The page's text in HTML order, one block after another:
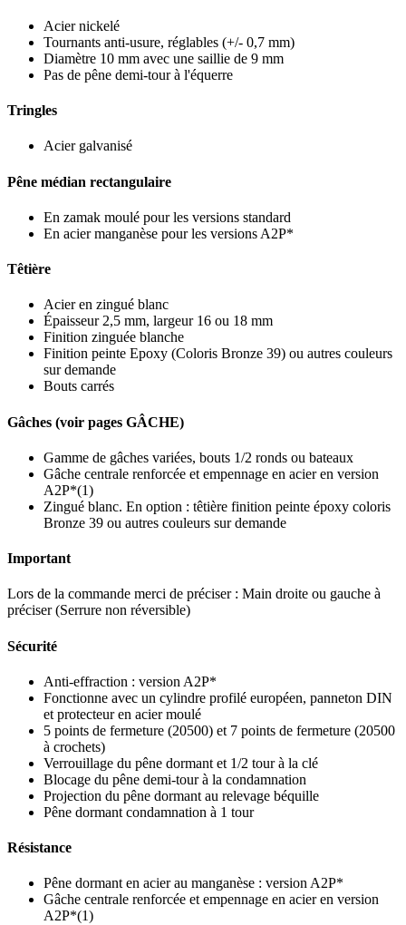
Acier nickelé
Tournants anti-usure, réglables (+/- 0,7 mm)
Diamètre 10 mm avec une saillie de 9 mm
Pas de pêne demi-tour à l'équerre
Tringles
Acier galvanisé
Pêne médian rectangulaire
En zamak moulé pour les versions standard
En acier manganèse pour les versions A2P*
Têtière
Acier en zingué blanc
Épaisseur 2,5 mm, largeur 16 ou 18 mm
Finition zinguée blanche
Finition peinte Epoxy (Coloris Bronze 39) ou autres couleurs
sur demande
Bouts carrés
Gâches (voir pages GÂCHE)
Gamme de gâches variées, bouts 1/2 ronds ou bateaux
Gâche centrale renforcée et empennage en acier en version
A2P*(1)
Zingué blanc. En option : têtière finition peinte époxy coloris
Bronze 39 ou autres couleurs sur demande
Important
Lors de la commande merci de préciser : Main droite ou gauche à
préciser (Serrure non réversible)
Sécurité
Anti-effraction : version A2P*
Fonctionne avec un cylindre profilé européen, panneton DIN
et protecteur en acier moulé
5 points de fermeture (20500) et 7 points de fermeture (20500
à crochets)
Verrouillage du pêne dormant et 1/2 tour à la clé
Blocage du pêne demi-tour à la condamnation
Projection du pêne dormant au relevage béquille
Pêne dormant condamnation à 1 tour
Résistance
Pêne dormant en acier au manganèse : version A2P*
Gâche centrale renforcée et empennage en acier en version
A2P*(1)